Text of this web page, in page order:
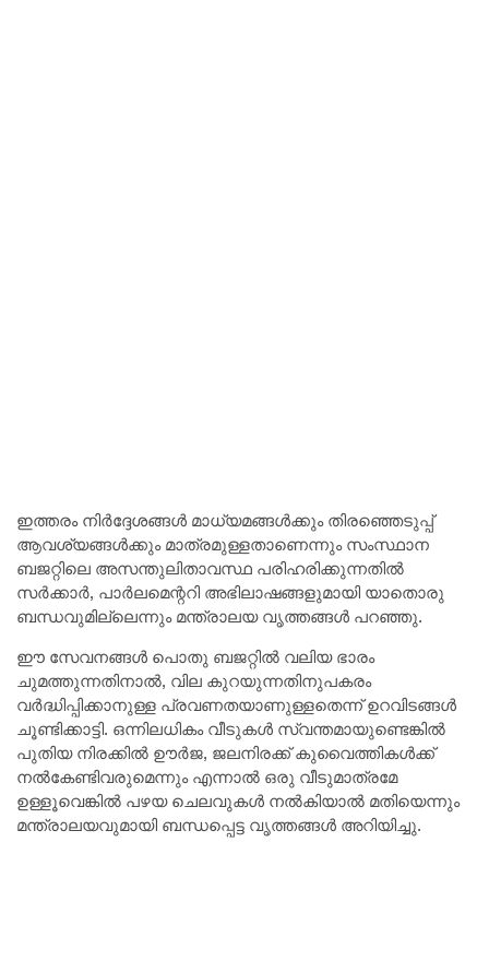
ഇത്തരം നിർദ്ദേശങ്ങൾ മാധ്യമങ്ങൾക്കും തിരഞ്ഞെടുപ്പ്
ആവശ്യങ്ങൾക്കും മാത്രമുള്ളതാണെന്നും സംസ്ഥാന
ബജറ്റിലെ അസന്തുലിതാവസ്ഥ പരിഹരിക്കുന്നതിൽ
സർക്കാർ, പാർലമെന്ററി അഭിലാഷങ്ങളുമായി യാതൊരു
ബന്ധവുമില്ലെന്നും മന്ത്രാലയ വൃത്തങ്ങൾ പറഞ്ഞു.
ഈ സേവനങ്ങൾ പൊതു ബജറ്റിൽ വലിയ ഭാരം
ചുമത്തുന്നതിനാൽ, വില കുറയുന്നതിനുപകരം
വർദ്ധിപ്പിക്കാനുള്ള പ്രവണതയാണുള്ളതെന്ന് ഉറവിടങ്ങൾ
ചൂണ്ടിക്കാട്ടി. ഒന്നിലധികം വീടുകൾ സ്വന്തമായുണ്ടെങ്കിൽ
പുതിയ നിരക്കിൽ ഊർജ, ജലനിരക്ക് കുവൈത്തികൾക്ക്
നൽകേണ്ടിവരുമെന്നും എന്നാൽ ഒരു വീടുമാത്രമേ
ഉള്ളൂവെങ്കിൽ പഴയ ചെലവുകൾ നൽകിയാൽ മതിയെന്നും
മന്ത്രാലയവുമായി ബന്ധപ്പെട്ട വൃത്തങ്ങൾ അറിയിച്ചു.